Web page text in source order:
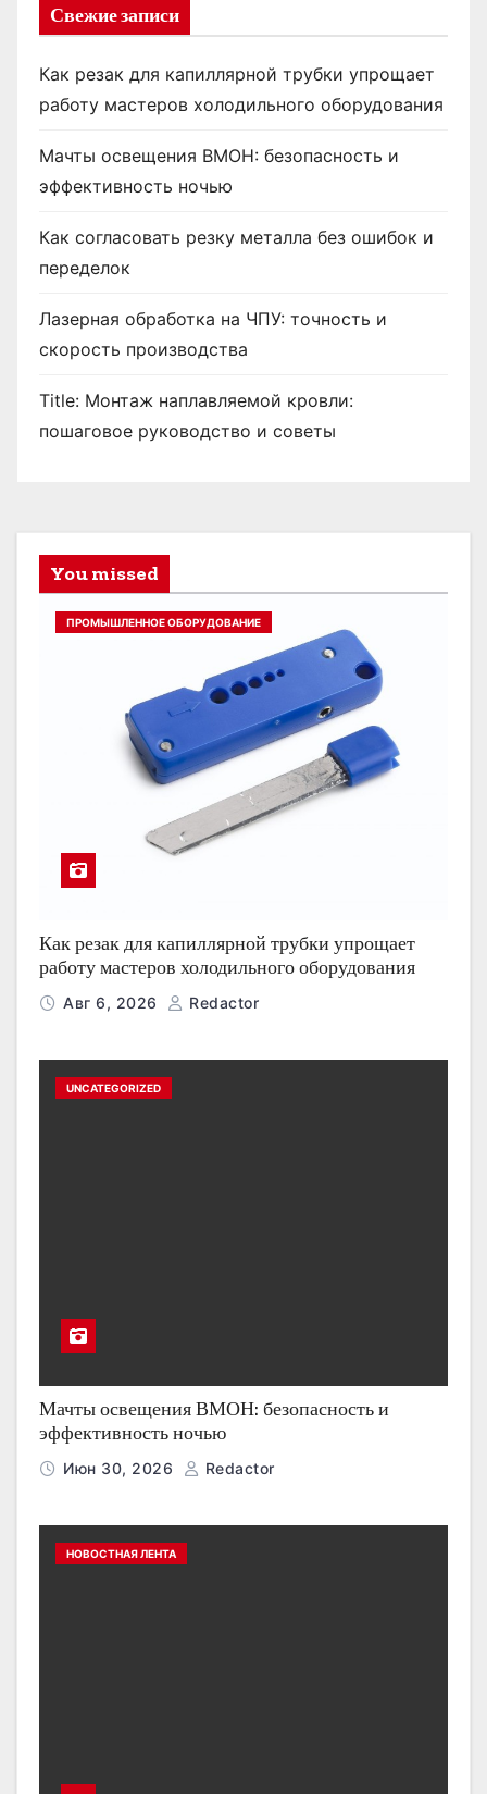
Свежие записи
Как резак для капиллярной трубки упрощает
работу мастеров холодильного оборудования
Мачты освещения ВМОН: безопасность и
эффективность ночью
Как согласовать резку металла без ошибок и
переделок
Лазерная обработка на ЧПУ: точность и
скорость производства
Title: Монтаж наплавляемой кровли:
пошаговое руководство и советы
You missed
ПРОМЫШЛЕННОЕ ОБОРУДОВАНИЕ
Как резак для капиллярной трубки упрощает
работу мастеров холодильного оборудования
Авг 6, 2026 Redactor
UNCATEGORIZED
Мачты освещения ВМОН: безопасность и
эффективность ночью
Июн 30, 2026 Redactor
НОВОСТНАЯ ЛЕНТА